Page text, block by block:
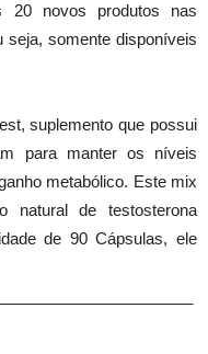
20 novos produtos nas
seja, somente disponíveis
suplemento que possui
para manter os níveis
metabólico. Este mix
natural de testosterona
de 90 Cápsulas, ele